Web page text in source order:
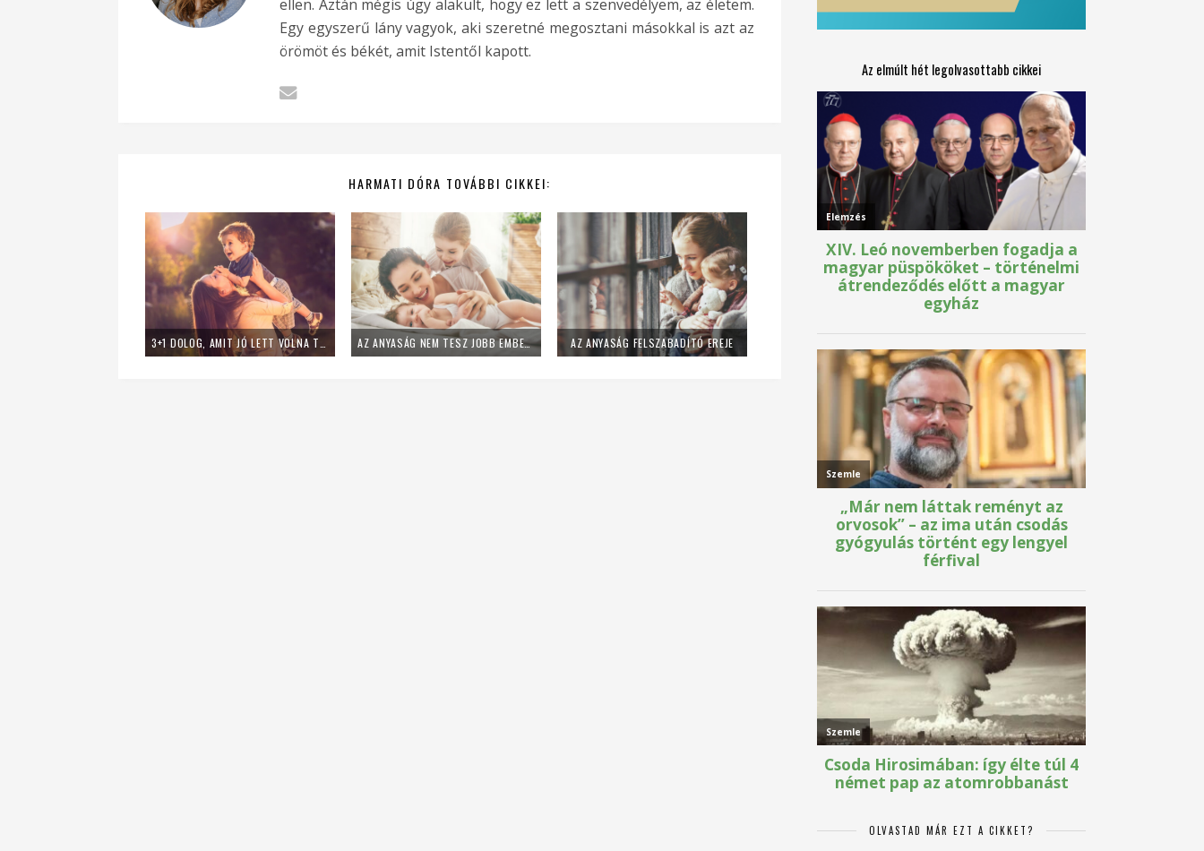
ellen. Aztán mégis úgy alakult, hogy ez lett a szenvedélyem, az életem.
Egy egyszerű lány vagyok, aki szeretné megosztani másokkal is azt az
örömöt és békét, amit Istentől kapott.
HARMATI DÓRA TOVÁBBI CIKKEI:
3+1 DOLOG, AMIT JÓ LETT VOLNA TUDNOM, MIELŐTT ANYA LESZEK AZ ANYASÁG NEM TESZ JOBB EMBERRÉ AZ ANYASÁG FELSZABADÍTÓ EREJE
Az elmúlt hét legolvasottabb cikkei
OLVASTAD MÁR EZT A CIKKET?